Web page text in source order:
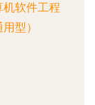
机软件工程
型）